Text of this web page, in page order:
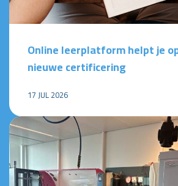
Online leerplatform helpt je
nieuwe certificering
17 JUL 2026